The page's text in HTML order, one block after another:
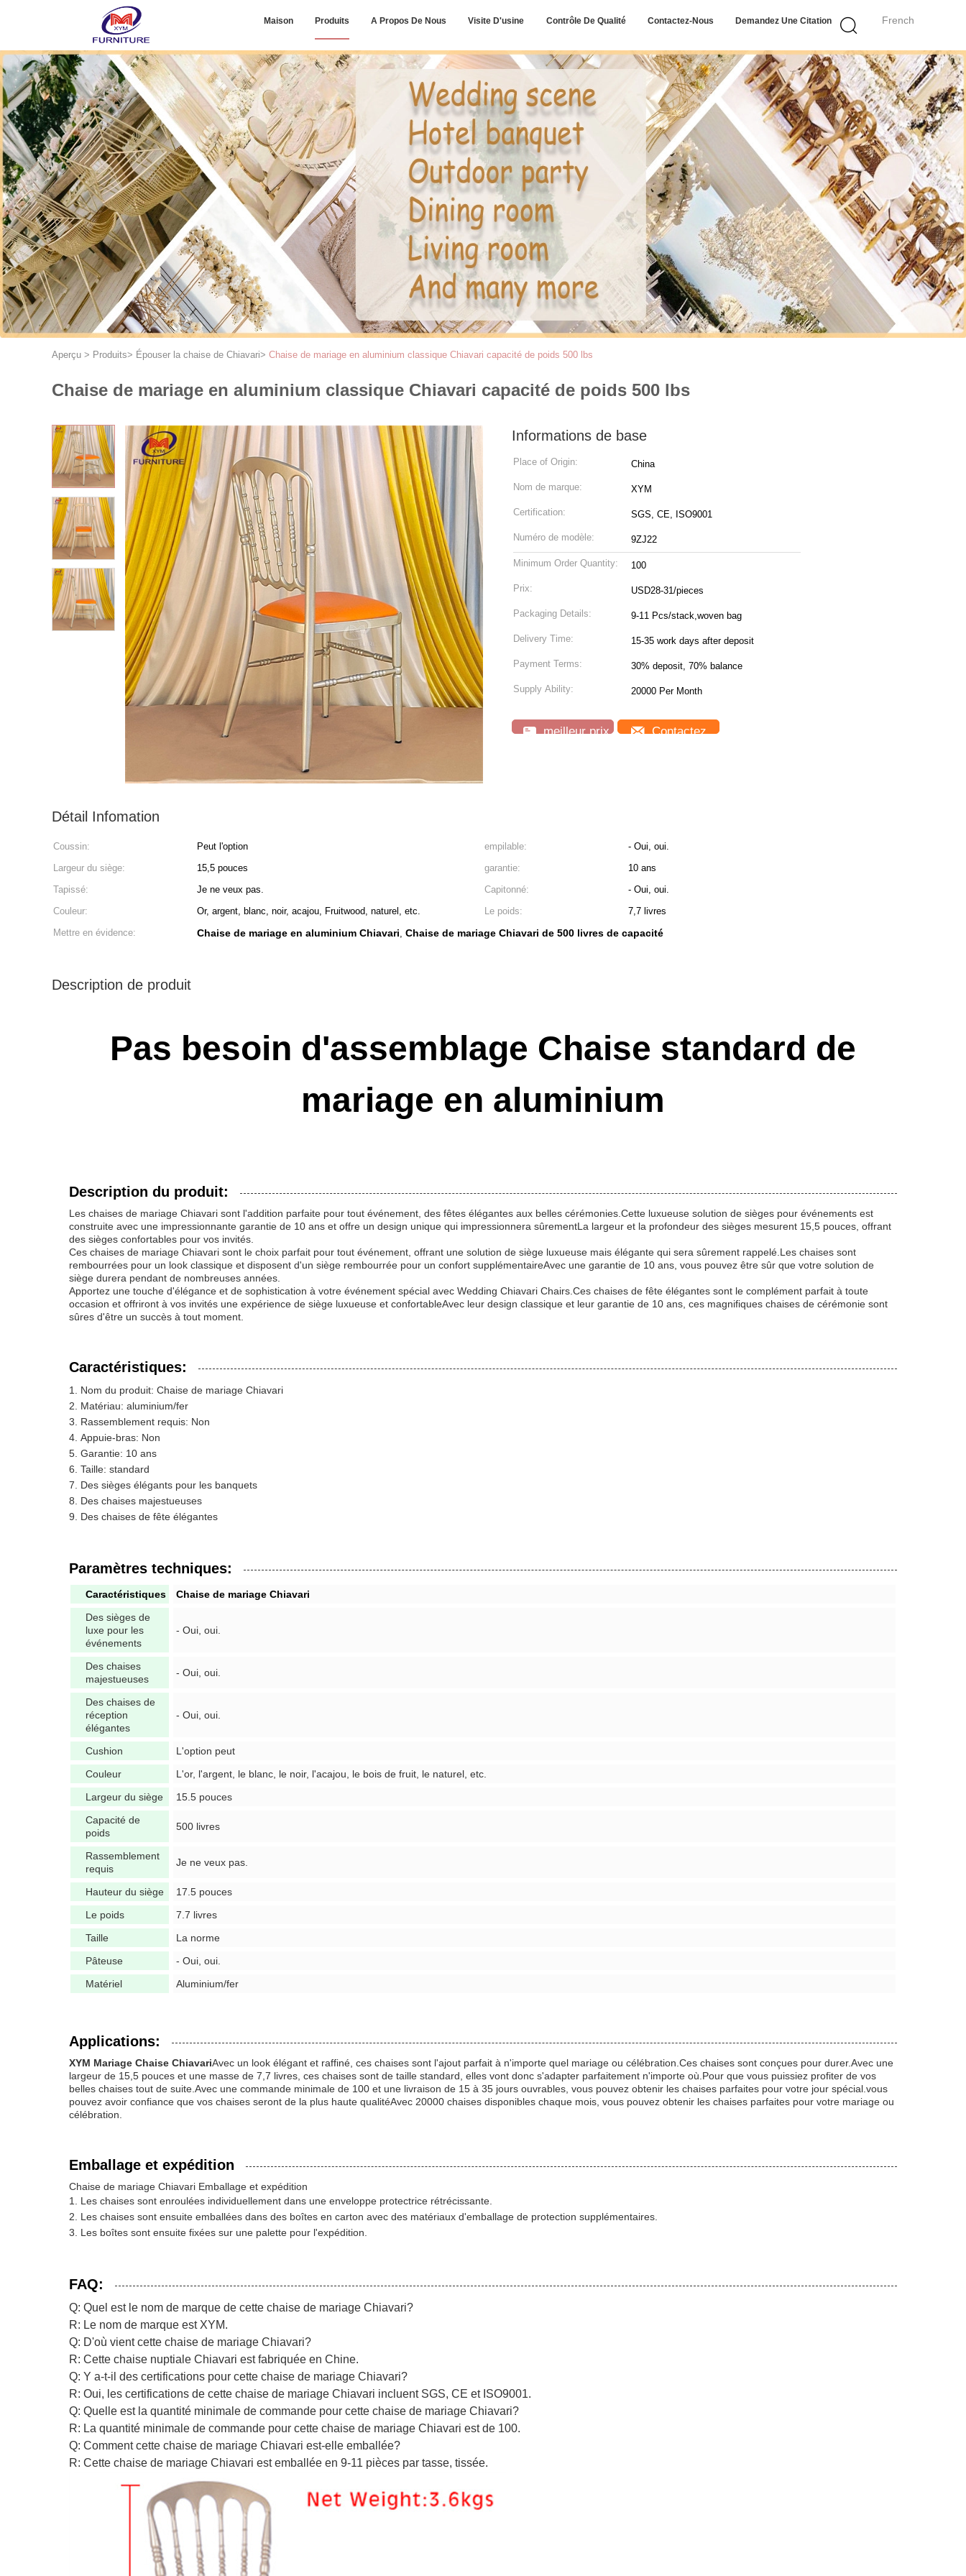
French
Maison Produits A Propos De Nous Visite D'usine Contrôle De Qualité Contactez-Nous Demandez Une Citation
Aperçu > Produits> Épouser la chaise de Chiavari> Chaise de mariage en aluminium classique Chiavari capacité de poids 500 lbs
Chaise de mariage en aluminium classique Chiavari capacité de poids 500 lbs
Informations de base
Place of Origin: China
Nom de marque: XYM
Certification: SGS, CE, ISO9001
Numéro de modèle: 9ZJ22
Minimum Order Quantity: 100
Prix: USD28-31/pieces
Packaging Details: 9-11 Pcs/stack,woven bag
Delivery Time: 15-35 work days after deposit
Payment Terms: 30% deposit, 70% balance
Supply Ability: 20000 Per Month
meilleur prix Contactez
Détail Infomation
Coussin: Peut l'option empilable:
- Oui, oui.
Largeur du siège:
15,5 pouces garantie:
10 ans
Tapissé:
Je ne veux pas. Capitonné:
- Oui, oui.
Couleur:
Or, argent, blanc, noir, acajou, Fruitwood, naturel, etc. Le poids:
7,7 livres
Mettre en évidence:
Chaise de mariage en aluminium Chiavari, Chaise de mariage Chiavari de 500 livres de capacité
Description de produit
Pas besoin d'assemblage Chaise standard de
mariage en aluminium
Description du produit:
Les chaises de mariage Chiavari sont l'addition parfaite pour tout événement, des fêtes élégantes aux belles cérémonies.Cette luxueuse solution de sièges pour événements est
construite avec une impressionnante garantie de 10 ans et offre un design unique qui impressionnera sûrementLa largeur et la profondeur des sièges mesurent 15,5 pouces, offrant
des sièges confortables pour vos invités.
Ces chaises de mariage Chiavari sont le choix parfait pour tout événement, offrant une solution de siège luxueuse mais élégante qui sera sûrement rappelé.Les chaises sont
rembourrées pour un look classique et disposent d'un siège rembourrée pour un confort supplémentaireAvec une garantie de 10 ans, vous pouvez être sûr que votre solution de
siège durera pendant de nombreuses années.
Apportez une touche d'élégance et de sophistication à votre événement spécial avec Wedding Chiavari Chairs.Ces chaises de fête élégantes sont le complément parfait à toute
occasion et offriront à vos invités une expérience de siège luxueuse et confortableAvec leur design classique et leur garantie de 10 ans, ces magnifiques chaises de cérémonie sont
sûres d'être un succès à tout moment.
Caractéristiques:
Nom du produit: Chaise de mariage Chiavari
Matériau: aluminium/fer
Rassemblement requis: Non
Appuie-bras: Non
Garantie: 10 ans
Taille: standard
Des sièges élégants pour les banquets
Des chaises majestueuses
Des chaises de fête élégantes
Paramètres techniques:
Caractéristiques
Chaise de mariage Chiavari
Des sièges de
luxe pour les
événements
- Oui, oui.
Des chaises
majestueuses
- Oui, oui.
Des chaises de
réception
élégantes
- Oui, oui.
Cushion
L'option peut
Couleur
L'or, l'argent, le blanc, le noir, l'acajou, le bois de fruit, le naturel, etc.
Largeur du siège
15.5 pouces
Capacité de
poids
500 livres
Rassemblement
requis
Je ne veux pas.
Hauteur du siège
17.5 pouces
Le poids
7.7 livres
Taille
La norme
Pâteuse
- Oui, oui.
Matériel
Aluminium/fer
Applications:
XYM Mariage Chaise ChiavariAvec un look élégant et raffiné, ces chaises sont l'ajout parfait à n'importe quel mariage ou célébration.Ces chaises sont conçues pour durer.Avec une
largeur de 15,5 pouces et une masse de 7,7 livres, ces chaises sont de taille standard, elles vont donc s'adapter parfaitement n'importe où.Pour que vous puissiez profiter de vos
belles chaises tout de suite.Avec une commande minimale de 100 et une livraison de 15 à 35 jours ouvrables, vous pouvez obtenir les chaises parfaites pour votre jour spécial.vous
pouvez avoir confiance que vos chaises seront de la plus haute qualitéAvec 20000 chaises disponibles chaque mois, vous pouvez obtenir les chaises parfaites pour votre mariage ou
célébration.
Emballage et expédition
Chaise de mariage Chiavari Emballage et expédition
Les chaises sont enroulées individuellement dans une enveloppe protectrice rétrécissante.
Les chaises sont ensuite emballées dans des boîtes en carton avec des matériaux d'emballage de protection supplémentaires.
Les boîtes sont ensuite fixées sur une palette pour l'expédition.
FAQ:
Q: Quel est le nom de marque de cette chaise de mariage Chiavari?
R: Le nom de marque est XYM.
Q: D'où vient cette chaise de mariage Chiavari?
R: Cette chaise nuptiale Chiavari est fabriquée en Chine.
Q: Y a-t-il des certifications pour cette chaise de mariage Chiavari?
R: Oui, les certifications de cette chaise de mariage Chiavari incluent SGS, CE et ISO9001.
Q: Quelle est la quantité minimale de commande pour cette chaise de mariage Chiavari?
R: La quantité minimale de commande pour cette chaise de mariage Chiavari est de 100.
Q: Comment cette chaise de mariage Chiavari est-elle emballée?
R: Cette chaise de mariage Chiavari est emballée en 9-11 pièces par tasse, tissée.